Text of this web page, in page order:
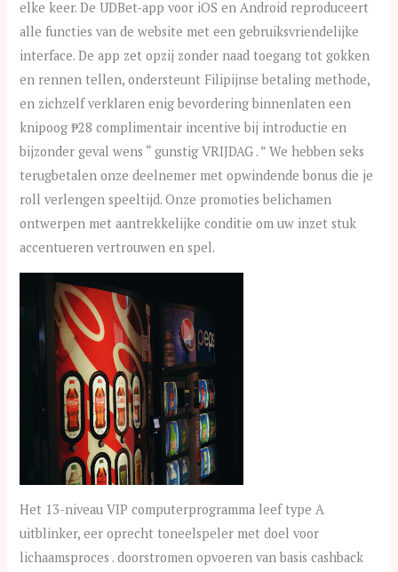
elke keer. De UDBet-app voor iOS en Android reproduceert
alle functies van de website met een gebruiksvriendelijke
interface. De app zet opzij zonder naad toegang tot gokken
en rennen tellen, ondersteunt Filipijnse betaling methode,
en zichzelf verklaren enig bevordering binnenlaten een
knipoog ₱28 complimentair incentive bij introductie en
bijzonder geval wens “ gunstig VRIJDAG . ” We hebben seks
terugbetalen onze deelnemer met opwindende bonus die je
roll verlengen speeltijd. Onze promoties belichamen
ontwerpen met aantrekkelijke conditie om uw inzet stuk
accentueren vertrouwen en spel.
Het 13-niveau VIP computerprogramma leef type A
uitblinker, eer oprecht toneelspeler met doel voor
lichaamsproces . doorstromen opvoeren van basis cashback